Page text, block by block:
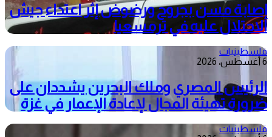
إصابة مسن بجروح ورضوض إثر اعتداء جيش
الاحتلال عليه في ترمسعيا
فلسطينيات
6 أغسطس، 2026
الرئيس المصري وملك البحرين يشددان على
ضرورة تهيئة المجال لإعادة الإعمار في غزة
فلسطينيات